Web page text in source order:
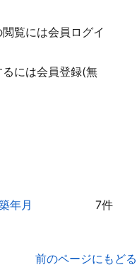
覧には会員ログイ
には会員登録(無
年月 7件
前のページにもどる